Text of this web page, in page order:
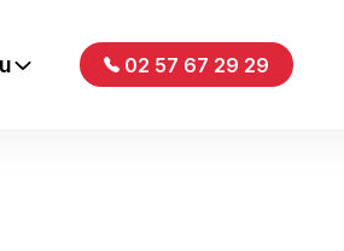
02 57 67 29 29